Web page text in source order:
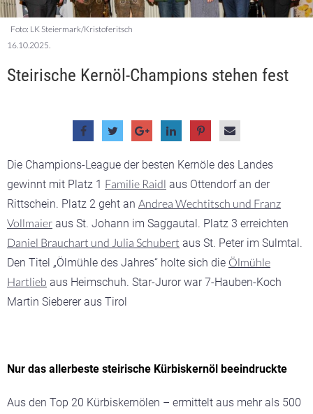
Foto: LK Steiermark/Kristoferitsch
16.10.2025.
Steirische Kernöl-Champions stehen fest
Die Champions-League der besten Kernöle des Landes
gewinnt mit Platz 1 Familie Raidl aus Ottendorf an der
Rittschein. Platz 2 geht an Andrea Wechtitsch und Franz
Vollmaier aus St. Johann im Saggautal. Platz 3 erreichten
Daniel Brauchart und Julia Schubert aus St. Peter im Sulmtal.
Den Titel „Ölmühle des Jahres“ holte sich die Ölmühle
Hartlieb aus Heimschuh. Star-Juror war 7-Hauben-Koch
Martin Sieberer aus Tirol
Nur das allerbeste steirische Kürbiskernöl beeindruckte
Aus den Top 20 Kürbiskernölen – ermittelt aus mehr als 500